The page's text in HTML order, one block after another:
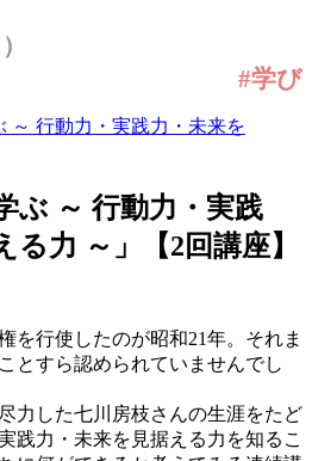
#学び
ぶ ～ 行動力・実践
る力 ～」【2回講座】
を行使したのが昭和21年。それま
とすら認められていませんでし
力した七川房枝さんの生涯をたど
践力・未来を見据える力を知るこ